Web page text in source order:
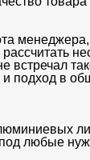
рассчитать
встречал
и подход в
любые